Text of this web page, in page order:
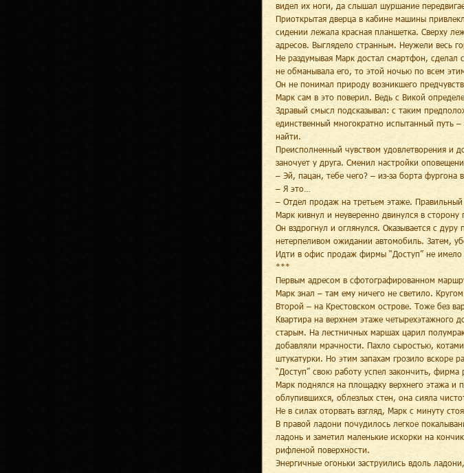
видел их ноги, да слышал шуршание
Приоткрытая дверца в кабине машины
сидении лежала красная планшетка. Сверху
адресов. Выглядело странным. Неужели весь
Не раздумывая Марк достал смартфон, сделал
не обманывала его, то этой ночью по всем
Он не понимал природу возникшего
Марк сам в это поверил. Ведь с Викой
Здравый смысл подсказывал: с таким
единственный многократно испытанный путь
найти.
Преисполненный чувством удовлетворения и
заночует у друга. Сменил настройки
– Эй, пацан, тебе чего? – из-за борта фургона
– Я это…
– Отдел продаж на третьем этаже.
Марк кивнул и неуверенно двинулся в
Он вздрогнул и оглянулся. Оказывается с
нетерпеливом ожидании автомобиль. Затем,
Идти в офис продаж фирмы “Доступ” не имело
***
Первым адресом в сфотографированном
Марк знал – там ему ничего не светило.
Второй – на Крестовском острове. Тоже без
Квартира на верхнем этаже четырехэтажного
старым. На лестничных маршах царил
добавляли мрачности. Пахло сыростью,
штукатурки. Но этим запахам грозило вскоре
“Доступ” свою работу успел закончить, фирма
Марк поднялся на площадку верхнего этажа и
облупившихся, облезлых стен, она сияла
Не в силах оторвать взгляд, Марк с минуту
В правой ладони почудилось легкое
ладонь и заметил маленькие искорки на
рифленой поверхности.
Энергичные огоньки заструились вдоль